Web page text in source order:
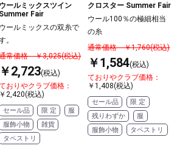
ウールミックスツイン
Summer Fair
ウールミックスの双糸で
。
常価格 ￥3,025(税込)
￥2,723(税込)
おりやクラブ価格：
￥2,420(税込)
セール品 限 定
服
服飾小物
雑貨
タペストリ
クロスター Summer Fair
ウール100％の極細相当
の糸
通常価格 ￥1,760(税込)
￥1,584(税込)
ておりやクラブ価格：
￥1,408(税込)
セール品
限 定
残りわずか
服
服飾小物
タペストリ